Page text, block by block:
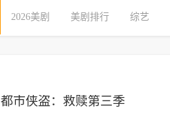
2026美剧 美剧排行 综艺
都市侠盗：救赎第三季